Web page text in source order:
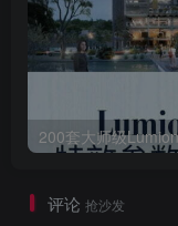
评论 抢沙发